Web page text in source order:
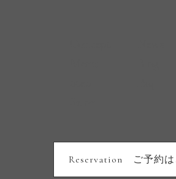
Reservation ご予約は